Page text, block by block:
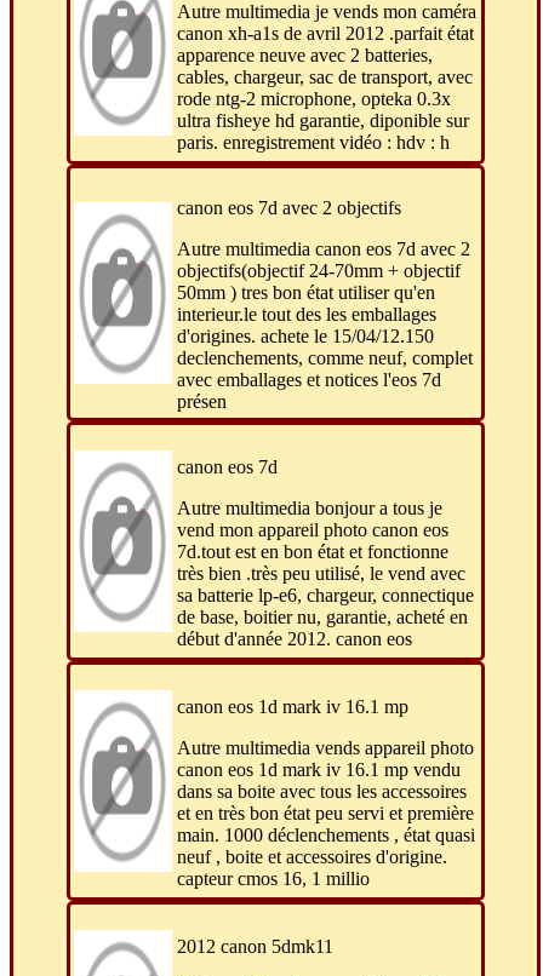
Autre multimedia je vends mon caméra
canon xh-a1s de avril 2012 .parfait état
apparence neuve avec 2 batteries,
cables, chargeur, sac de transport, avec
rode ntg-2 microphone, opteka 0.3x
ultra fisheye hd garantie, diponible sur
paris. enregistrement vidéo : hdv : h
canon eos 7d avec 2 objectifs
Autre multimedia canon eos 7d avec 2
objectifs(objectif 24-70mm + objectif
50mm ) tres bon état utiliser qu'en
interieur.le tout des les emballages
d'origines. achete le 15/04/12.150
declenchements, comme neuf, complet
avec emballages et notices l'eos 7d
présen
canon eos 7d
Autre multimedia bonjour a tous je
vend mon appareil photo canon eos
7d.tout est en bon état et fonctionne
très bien .très peu utilisé, le vend avec
sa batterie lp-e6, chargeur, connectique
de base, boitier nu, garantie, acheté en
début d'année 2012. canon eos
canon eos 1d mark iv 16.1 mp
Autre multimedia vends appareil photo
canon eos 1d mark iv 16.1 mp vendu
dans sa boite avec tous les accessoires
et en très bon état peu servi et première
main. 1000 déclenchements , état quasi
neuf , boite et accessoires d'origine.
capteur cmos 16, 1 millio
2012 canon 5dmk11